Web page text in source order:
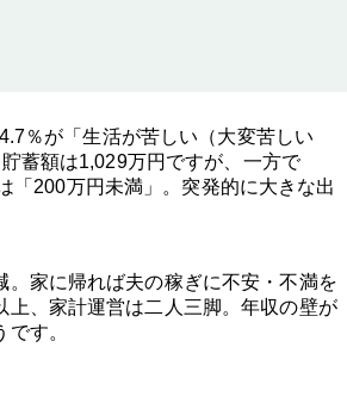
％が「生活が苦しい（大変苦しい
蓄額は1,029万円ですが、一方で
「200万円未満」。突発的に大きな出
家に帰れば夫の稼ぎに不安・不満を
、家計運営は二人三脚。年収の壁が
す。